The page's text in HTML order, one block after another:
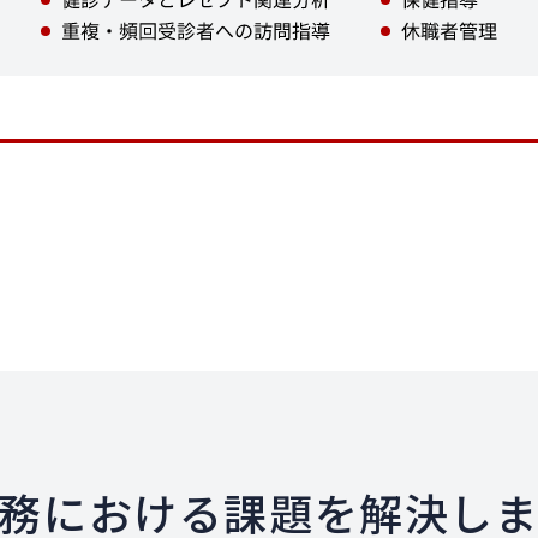
における課題を解決し